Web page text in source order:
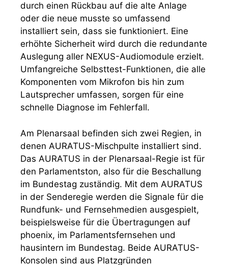
durch einen Rückbau auf die alte Anlage
oder die neue musste so umfassend
installiert sein, dass sie funktioniert. Eine
erhöhte Sicherheit wird durch die redundante
Auslegung aller NEXUS-Audiomodule erzielt.
Umfangreiche Selbsttest-Funktionen, die alle
Komponenten vom Mikrofon bis hin zum
Lautsprecher umfassen, sorgen für eine
schnelle Diagnose im Fehlerfall.
Am Plenarsaal befinden sich zwei Regien, in
denen AURATUS-Mischpulte installiert sind.
Das AURATUS in der Plenarsaal-Regie ist für
den Parlamentston, also für die Beschallung
im Bundestag zuständig. Mit dem AURATUS
in der Senderegie werden die Signale für die
Rundfunk- und Fernsehmedien ausgespielt,
beispielsweise für die Übertragungen auf
phoenix, im Parlamentsfernsehen und
hausintern im Bundestag. Beide AURATUS-
Konsolen sind aus Platzgründen